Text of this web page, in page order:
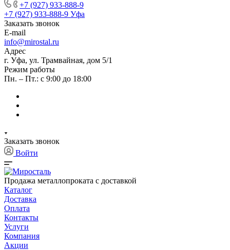
+7 (927) 933-888-9
+7 (927) 933-888-9 Уфа
Заказать звонок
E-mail
info@mirostal.ru
Адрес
г. Уфа, ул. Трамвайная, дом 5/1
Режим работы
Пн. – Пт.: с 9:00 до 18:00
Заказать звонок
Войти
Продажа металлопроката с доставкой
Каталог
Доставка
Оплата
Контакты
Услуги
Компания
Акции